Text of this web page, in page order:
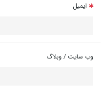
ایمیل
وب سایت / وبلاگ